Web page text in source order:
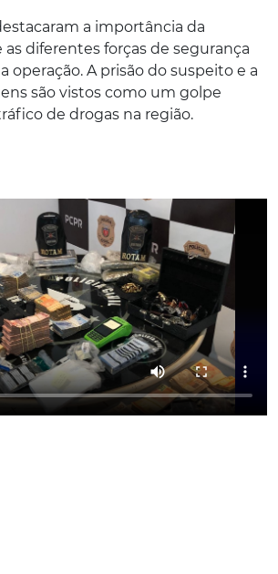
a importância da
diferentes forças de segurança
operação. A prisão do suspeito e a
são vistos como um golpe
de drogas na região.